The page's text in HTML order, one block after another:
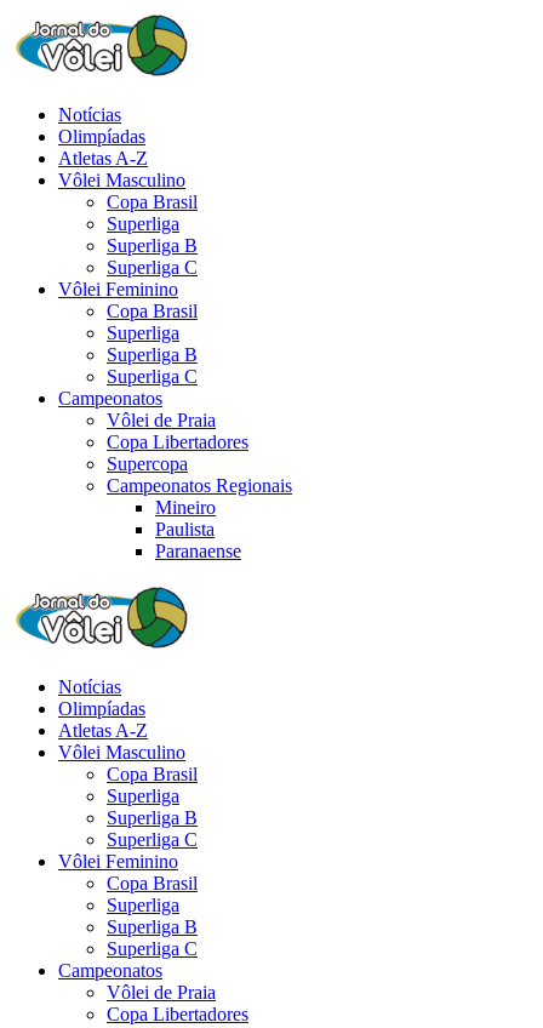
Notícias
Olimpíadas
Atletas A-Z
Vôlei Masculino
Copa Brasil
Superliga
Superliga B
Superliga C
Vôlei Feminino
Copa Brasil
Superliga
Superliga B
Superliga C
Campeonatos
Vôlei de Praia
Copa Libertadores
Supercopa
Campeonatos Regionais
Mineiro
Paulista
Paranaense
Notícias
Olimpíadas
Atletas A-Z
Vôlei Masculino
Copa Brasil
Superliga
Superliga B
Superliga C
Vôlei Feminino
Copa Brasil
Superliga
Superliga B
Superliga C
Campeonatos
Vôlei de Praia
Copa Libertadores